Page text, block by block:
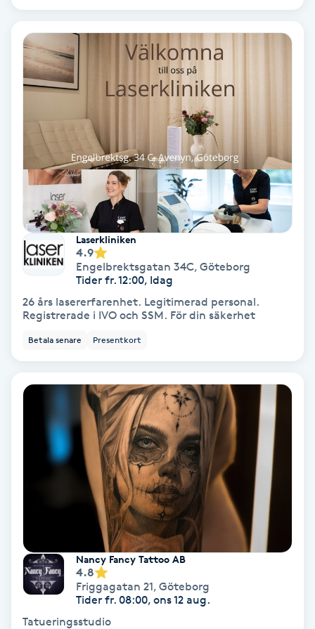
Ansiktsbehandling djuprengörande
Babylights
Bambumassage
Barber
Barnklippning
BIAB
Blowout
Bottenfärg
Brynformning
Brynfärgning
Brynplockning
Bröllopsuppsättning
Celluliter
Coachning
Laserkliniken
4.9
Engelbrektsgatan 34C, Göteborg
Tider fr. 12:00, Idag
26 års lasererfarenhet. Legitimerad personal.
Registrerade i IVO och SSM. För din säkerhet
Betala senare Presentkort
Nancy Fancy Tattoo AB
4.8
Friggagatan 21, Göteborg
Tider fr. 08:00, ons 12 aug.
Tatueringsstudio